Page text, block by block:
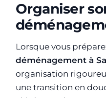
Organiser
Lorsque vous
déménagement à
organisation
une transition en